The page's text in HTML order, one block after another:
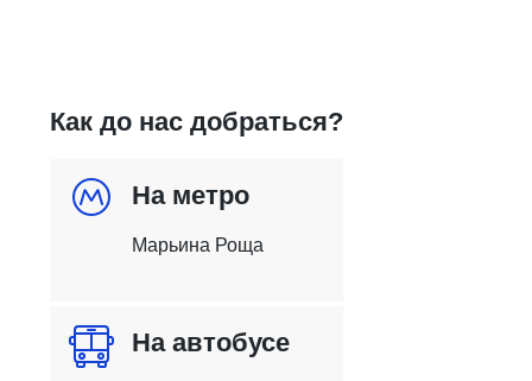
Как до нас добраться?
На метро
Марьина Роща
На автобусе